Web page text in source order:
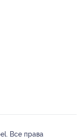
Все права